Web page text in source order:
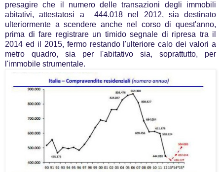
presagire che il numero delle transazioni degli immobili
abitativi, attestatosi a 444.018 nel 2012, sia destinato
ulteriormente a scendere anche nel corso di quest'anno,
prima di fare registrare un timido segnale di ripresa tra il
2014 ed il 2015, fermo restando l'ulteriore calo dei valori a
metro quadro, sia per l'abitativo sia, soprattutto, per
l'immobile strumentale.